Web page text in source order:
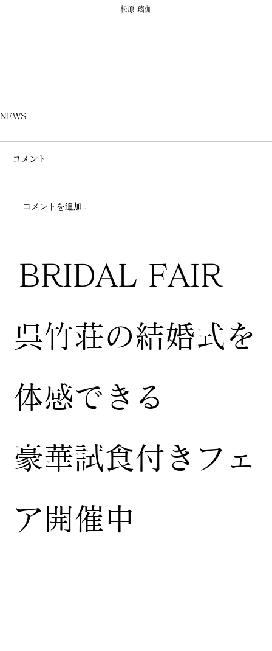
松原 璃伽
NEWS
コメント
コメントを追加…
BRIDAL FAIR
​呉竹荘の結婚式を
体感できる
豪華試食付きフェ
ア開催中